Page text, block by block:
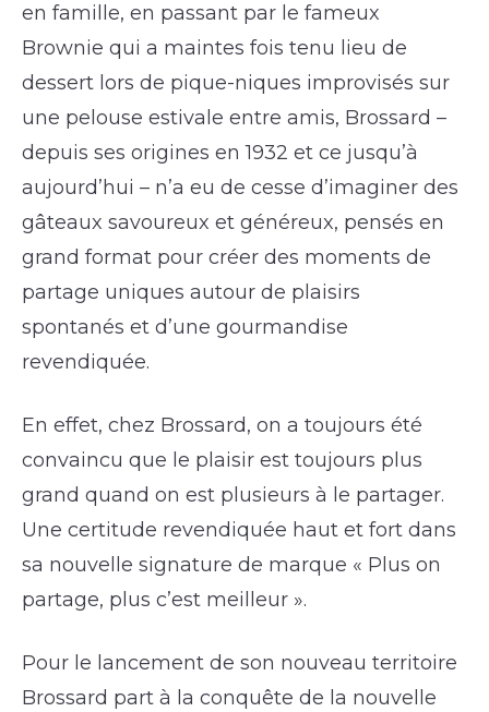
en famille, en passant par le fameux
Brownie qui a maintes fois tenu lieu de
dessert lors de pique-niques improvisés sur
une pelouse estivale entre amis, Brossard –
depuis ses origines en 1932 et ce jusqu’à
aujourd’hui – n’a eu de cesse d’imaginer des
gâteaux savoureux et généreux, pensés en
grand format pour créer des moments de
partage uniques autour de plaisirs
spontanés et d’une gourmandise
revendiquée.
En effet, chez Brossard, on a toujours été
convaincu que le plaisir est toujours plus
grand quand on est plusieurs à le partager.
Une certitude revendiquée haut et fort dans
sa nouvelle signature de marque « Plus on
partage, plus c’est meilleur ».
Pour le lancement de son nouveau territoire
Brossard part à la conquête de la nouvelle